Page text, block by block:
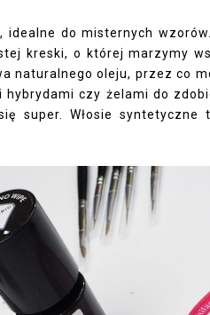
idealne do misternych
kreski, o której marzymy
naturalnego oleju, przez co
hybrydami czy żelami do
super. Włosie